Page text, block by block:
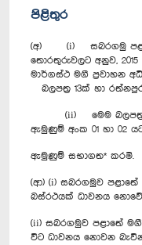
පිළිතුර
(අ) (i) සබරගමු
තොරතුරුවලට අනුව,
මාර්ගස්ථ මගී
බලපත්‍ර 13ක් හා
(ii) මෙම බලපත්‍ර
ඇමුණුම් අංක 01 හා 02
ඇමුණුම් සභාගත* කරමි.
(ආ) (i) සබරගමුව
බස්රථයක් ධාවනය
(ii) සබරගමුව පළාතේ
විට ධාවනය නොවන